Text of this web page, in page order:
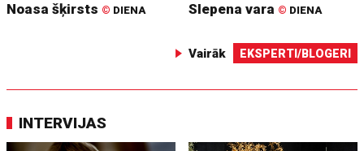
Noasa šķirsts © DIENA Slepena vara © DIENA
Vairāk EKSPERTI/BLOGERI
INTERVIJAS